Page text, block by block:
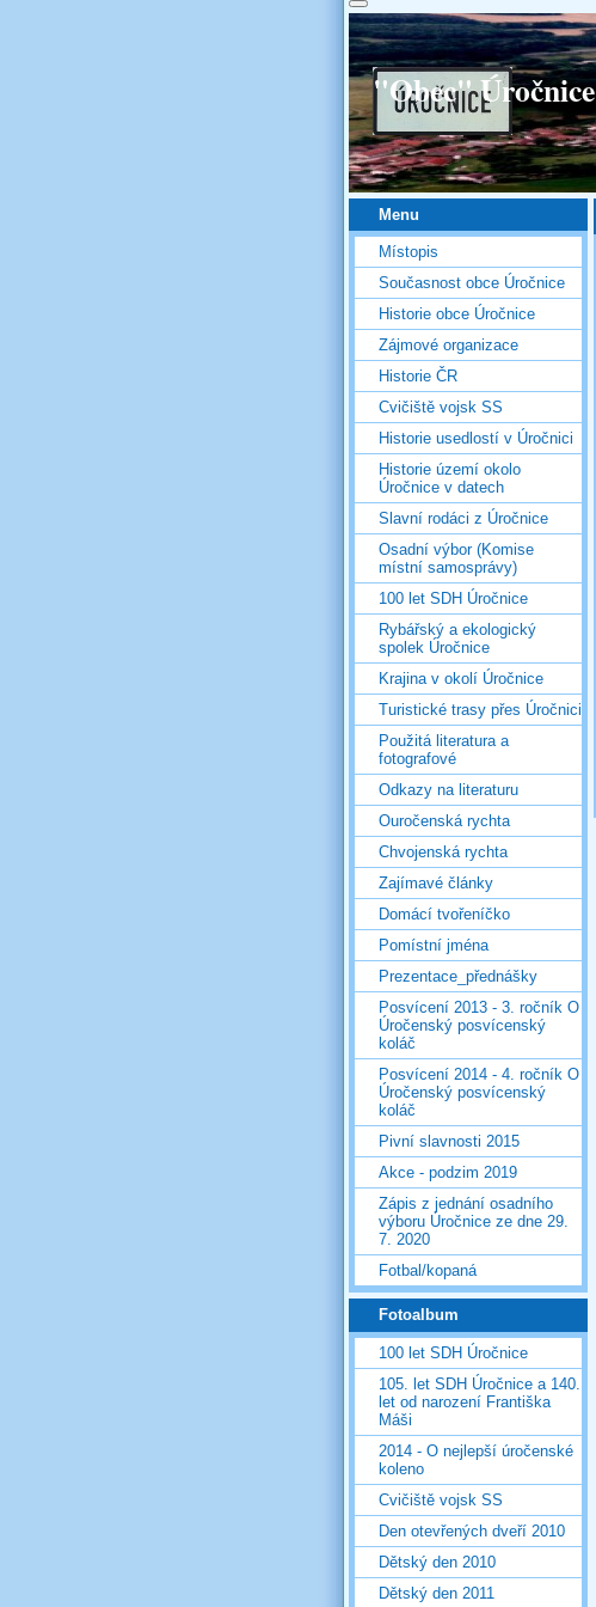
"Obec" Úročnice
Menu
Místopis
Současnost obce Úročnice
Historie obce Úročnice
Zájmové organizace
Historie ČR
Cvičiště vojsk SS
Historie usedlostí v Úročnici
Historie území okolo
Úročnice v datech
Slavní rodáci z Úročnice
Osadní výbor (Komise
místní samosprávy)
100 let SDH Úročnice
Rybářský a ekologický
spolek Úročnice
Krajina v okolí Úročnice
Turistické trasy přes Úročnici
Použitá literatura a
fotografové
Odkazy na literaturu
Ouročenská rychta
Chvojenská rychta
Zajímavé články
Domácí tvořeníčko
Pomístní jména
Prezentace_přednášky
Posvícení 2013 - 3. ročník O
Úročenský posvícenský
koláč
Posvícení 2014 - 4. ročník O
Úročenský posvícenský
koláč
Pivní slavnosti 2015
Akce - podzim 2019
Zápis z jednání osadního
výboru Úročnice ze dne 29.
7. 2020
Fotbal/kopaná
Fotoalbum
100 let SDH Úročnice
105. let SDH Úročnice a 140.
let od narození Františka
Máši
2014 - O nejlepší úročenské
koleno
Cvičiště vojsk SS
Den otevřených dveří 2010
Dětský den 2010
Dětský den 2011